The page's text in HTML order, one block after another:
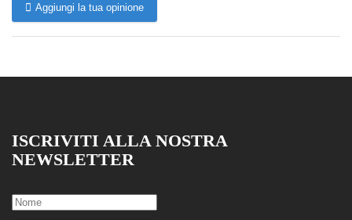
Aggiungi la tua opinione
ISCRIVITI ALLA NOSTRA
NEWSLETTER